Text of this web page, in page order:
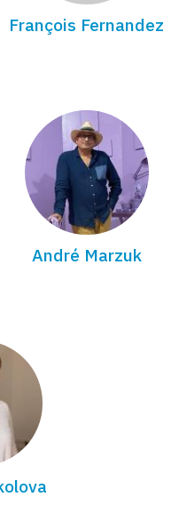
François Fernandez
André Marzuk